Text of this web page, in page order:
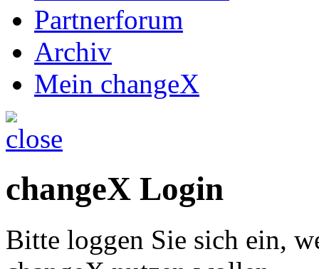
Partnerforum
Archiv
Mein changeX
changeX Login
Bitte loggen Sie sich ein,